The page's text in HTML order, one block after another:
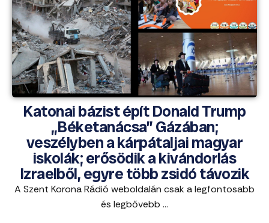
Katonai bázist épít Donald Trump
„Béketanácsa” Gázában;
veszélyben a kárpátaljai magyar
iskolák; erősödik a kivándorlás
Izraelből, egyre több zsidó távozik
A Szent Korona Rádió weboldalán csak a legfontosabb
és legbővebb ...